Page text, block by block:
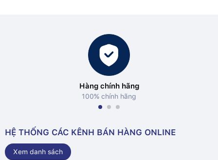
Hàng chính hãng
100% chính hãng
HỆ THỐNG CÁC KÊNH BÁN HÀNG ONLINE
Xem danh sách